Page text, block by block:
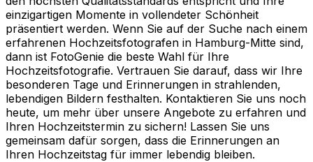
einzigartigen Momente in vollendeter Schönheit
präsentiert werden. Wenn Sie auf der Suche nach einem
erfahrenen Hochzeitsfotografen in Hamburg-Mitte sind,
dann ist FotoGenie die beste Wahl für Ihre
Hochzeitsfotografie. Vertrauen Sie darauf, dass wir Ihre
besonderen Tage und Erinnerungen in strahlenden,
lebendigen Bildern festhalten. Kontaktieren Sie uns noch
heute, um mehr über unsere Angebote zu erfahren und
Ihren Hochzeitstermin zu sichern! Lassen Sie uns
gemeinsam dafür sorgen, dass die Erinnerungen an
Ihren Hochzeitstag für immer lebendig bleiben.